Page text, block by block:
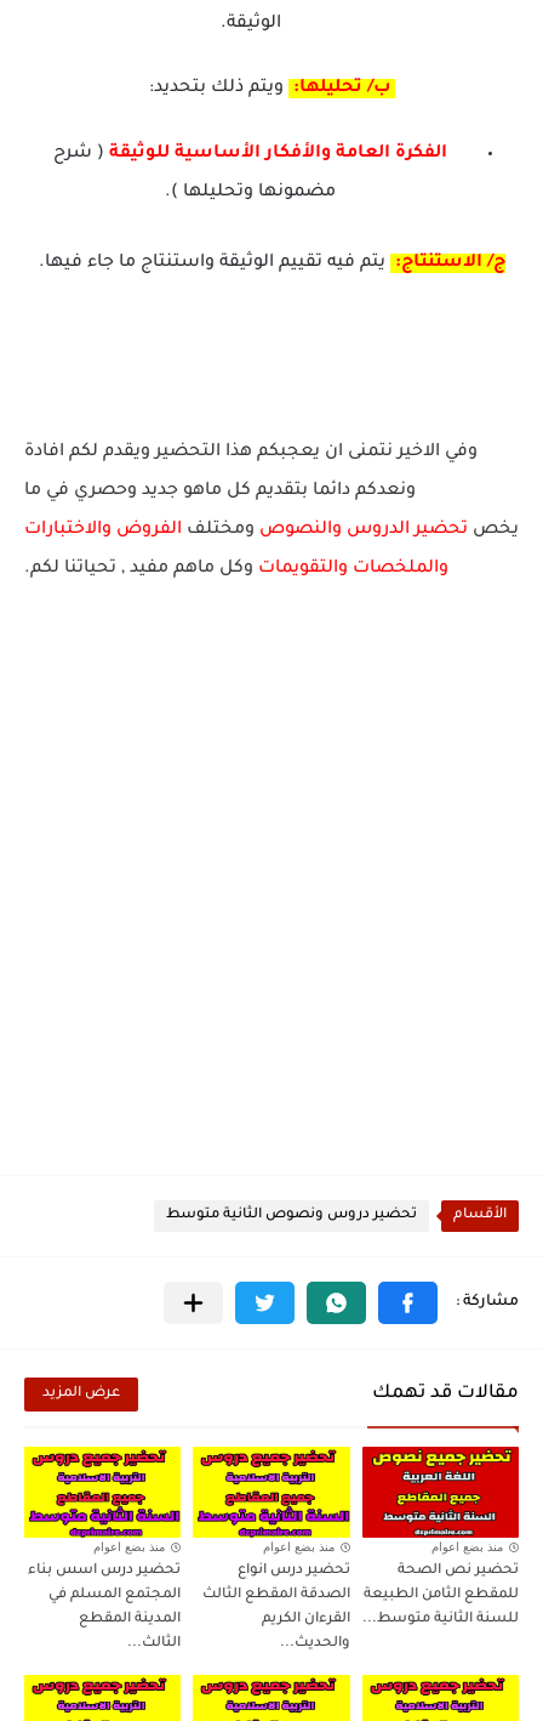
الوثيقة.
ب/ تحليلها: ويتم ذلك بتحديد:
الفكرة العامة والأفكار الأساسية للوثيقة ( شرح
مضمونها وتحليلها ).
ج/ الاستنتاج: يتم فيه تقييم الوثيقة واستنتاج ما جاء فيها.
وفي الاخير نتمنى ان يعجبكم هذا التحضير ويقدم لكم افادة
ونعدكم دائما بتقديم كل ماهو جديد وحصري في ما
يخص تحضير الدروس والنصوص ومختلف الفروض والاختبارات
والملخصات والتقويمات وكل ماهم مفيد , تحياتنا لكم.
الأقسام تحضير دروس ونصوص الثانية متوسط
مقالات قد تهمك عرض المزيد
منذ بضع اعوام
تحضير نص الصحة
للمقطع الثامن الطبيعة
للسنة الثانية متوسط...
منذ بضع اعوام
تحضير درس انواع
الصدقة المقطع الثالث
القرءان الكريم
والحديث...
منذ بضع اعوام
تحضير درس اسس بناء
المجتمع المسلم في
المدينة المقطع
الثالث...